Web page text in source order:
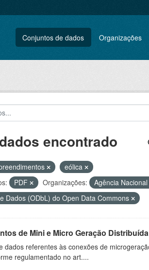
Conjuntos de dados Organizações
encontrado
eólica
PDF Organizações: Agência
Dados (ODbL) do Open Data Commons
de Mini e Micro Geração Distribuída
dados referentes às conexões de
regulamentado no art....